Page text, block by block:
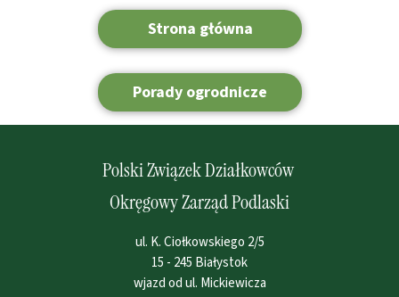
Porady ogrodnicze
Strona główna
Polski Związek Działkowców
Okręgowy Zarząd Podlaski
ul. K. Ciołkowskiego 2/5
15 - 245 Białystok
wjazd od ul. Mickiewicza